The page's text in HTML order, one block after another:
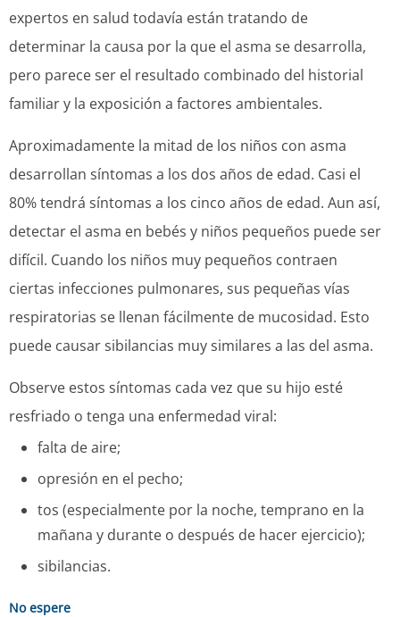
expertos en salud todavía están tratando de
determinar la causa por la que el asma se desarrolla,
pero parece ser el resultado combinado del historial
familiar y la exposición a factores ambientales.
Aproximadamente la mitad de los niños con asma
desarrollan síntomas a los dos años de edad. Casi el
80% tendrá síntomas a los cinco años de edad. Aun así,
detectar el asma en bebés y niños pequeños puede ser
difícil. Cuando los niños muy pequeños contraen
ciertas infecciones pulmonares, sus pequeñas vías
respiratorias se llenan fácilmente de mucosidad. Esto
puede causar sibilancias muy similares a las del asma.
Observe estos síntomas cada vez que su hijo esté
resfriado o tenga una enfermedad viral:
falta de aire;
opresión en el pecho;
tos (especialmente por la noche, temprano en la
mañana y durante o después de hacer ejercicio);
sibilancias.
No espere